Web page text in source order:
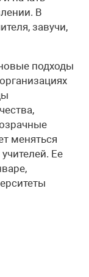
В
завучи,
подходы
меняться
Ее